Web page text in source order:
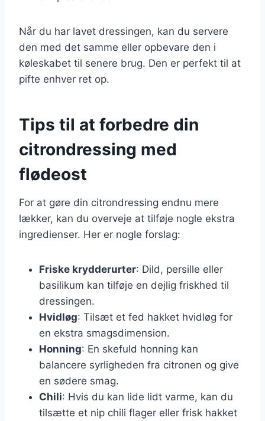
Når du har lavet dressingen, kan du servere
den med det samme eller opbevare den i
køleskabet til senere brug. Den er perfekt til at
pifte enhver ret op.
Tips til at forbedre din
citrondressing med
flødeost
For at gøre din citrondressing endnu mere
lækker, kan du overveje at tilføje nogle ekstra
ingredienser. Her er nogle forslag:
Friske krydderurter: Dild, persille eller
basilikum kan tilføje en dejlig friskhed til
dressingen.
Hvidløg: Tilsæt et fed hakket hvidløg for
en ekstra smagsdimension.
Honning: En skefuld honning kan
balancere syrligheden fra citronen og give
en sødere smag.
Chili: Hvis du kan lide lidt varme, kan du
tilsætte et nip chili flager eller frisk hakket